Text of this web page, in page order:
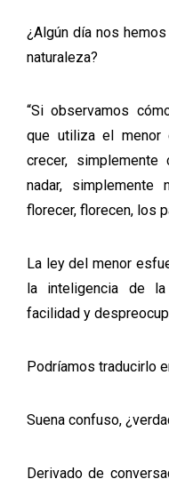
¿Algún día nos
naturaleza?
“Si observamos
que utiliza el
crecer,
nadar,
florecer, florecen, los
La ley del menor
la inteligencia de la
facilidad y
Podríamos traducirlo
Suena confuso,
Derivado de